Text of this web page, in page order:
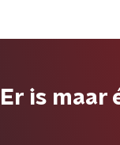
Er is maar